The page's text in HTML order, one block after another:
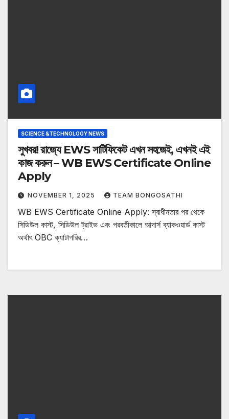
SCIENCE &TECHNOLOGY NEWS
সুখবর! রাজ্যে EWS সার্টিফিকেট এখন সহজেই, এখনই এই
কাজ করুন – WB EWS Certificate Online
Apply
NOVEMBER 1, 2025 TEAM BONGOSATHI
WB EWS Certificate Online Apply: স্বাধীনতার পর থেকে
সিডিউল কাস্ট, সিডিউল ট্রাইভ এবং পরবর্তীকালে আদার্স ব্যাকওয়ার্ড কাস্ট
অর্থাৎ OBC ক্যাটাগরির…